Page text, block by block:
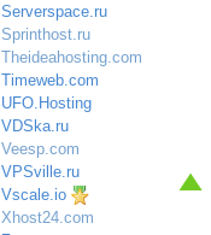
Serverspace.ru
Sprinthost.ru
Theideahosting.com
Timeweb.com
UFO.Hosting
VDSka.ru
Veesp.com
VPSville.ru
Vscale.io
Xhost24.com